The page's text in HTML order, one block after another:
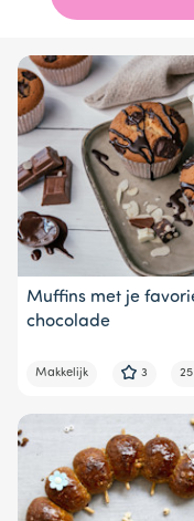
Muffins met je
chocolade
Makkelijk 3